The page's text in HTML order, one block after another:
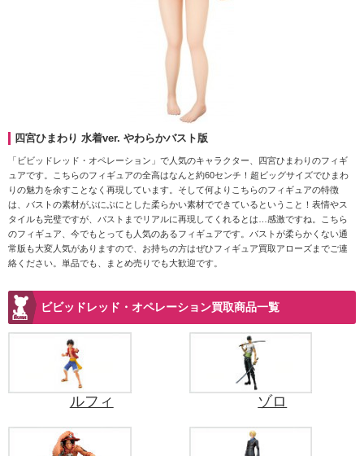
四宮ひまわり 水着ver. やわらかバスト版
「ビビッドレッド・オペレーション」で人気のキャラクター、四宮ひまわりのフィギ
ュアです。こちらのフィギュアの全高はなんと約60センチ！超ビッグサイズでひまわ
りの魅力を余すことなく再現しています。そして何よりこちらのフィギュアの特徴
は、バストの素材がぷにぷにとした柔らかい素材でできているということ！表情やス
タイルも完璧ですが、バストまでリアルに再現してくれるとは…感激ですね。こちら
のフィギュア、今でもとっても人気のあるフィギュアです。バストが柔らかくない通
常版も大変人気がありますので、お持ちの方はぜひフィギュア買取アローズまでご連
絡ください。単品でも、まとめ売りでも大歓迎です。
ビビッドレッド・オペレーション買取商品一覧
ルフィ ゾロ